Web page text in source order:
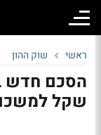
ראשי שוק ההון
שקל